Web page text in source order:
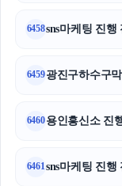
6458sns마케팅 진행
6459광진구하수구
6460용인흥신소 진
6461sns마케팅 진행